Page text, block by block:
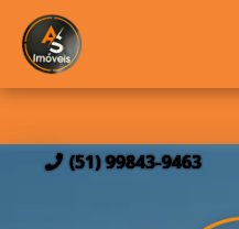
(51) 99843-9463